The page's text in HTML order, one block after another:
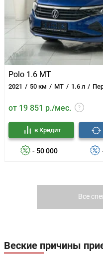
Polo 1.6 MT
2021 50 км MT 1.6 л
от 19 851 р./мес.
- 50 000
в Кредит
Все
Веские причины